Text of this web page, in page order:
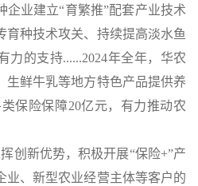
企业建立“育繁推”配套产业技术
育种技术攻关、持续提高淡水鱼
力的支持......2024年全年，华农
生鲜牛乳等地方特色产品提供养
保险保障20亿元，有力推动农
创新优势，积极开展“保险+”产
业、新型农业经营主体等客户的